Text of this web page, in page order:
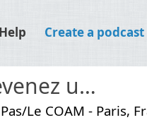
Help Create a podcast
Le Vin Pas à Pas - Devenez un dégustateur averti
Le COAM - Paris,